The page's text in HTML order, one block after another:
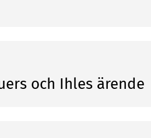
och Ihles ärende